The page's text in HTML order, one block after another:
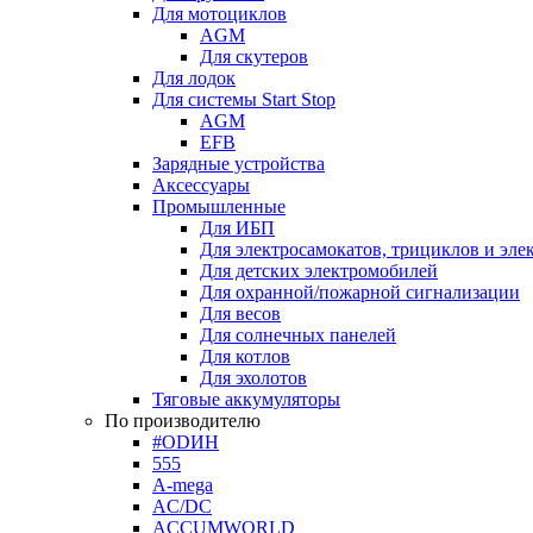
Для мотоциклов
AGM
Для скутеров
Для лодок
Для системы Start Stop
AGM
EFB
Зарядные устройства
Аксессуары
Промышленные
Для ИБП
Для электросамокатов, трициклов и
Для детских электромобилей
Для охранной/пожарной сигнализации
Для весов
Для солнечных панелей
Для котлов
Для эхолотов
Тяговые аккумуляторы
По производителю
#ODИН
555
A-mega
AC/DC
ACCUMWORLD